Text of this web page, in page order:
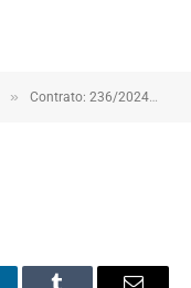
» Contrato: 236/2024